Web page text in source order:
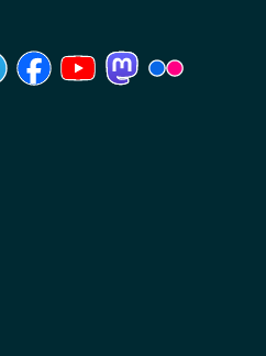
Fenster)
ein neues Fenster)
öffnet ein neues Fenster)
(Link öffnet ein neues Fenster)
(Link öffnet ein neues Fenster)
(Link öffnet ein neues
(Link öffnet ein